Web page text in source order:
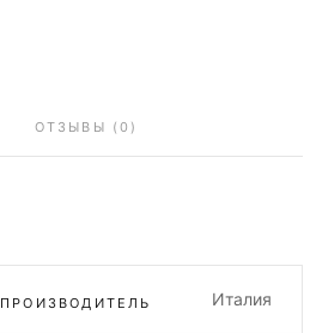
ОТЗЫВЫ (0)
ПРОИЗВОДИТЕЛЬ Италия